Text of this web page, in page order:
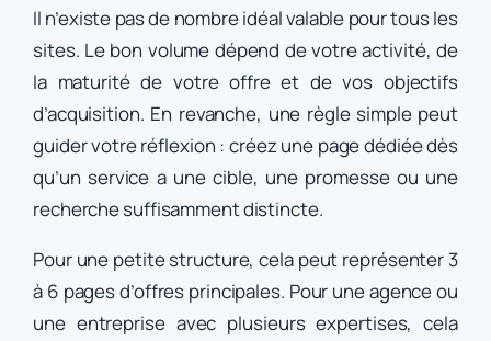
Il n’existe pas de nombre idéal valable pour tous les
sites. Le bon volume dépend de votre activité, de
la maturité de votre offre et de vos objectifs
d’acquisition. En revanche, une règle simple peut
guider votre réflexion : créez une page dédiée dès
qu’un service a une cible, une promesse ou une
recherche suffisamment distincte.
Pour une petite structure, cela peut représenter 3
à 6 pages d’offres principales. Pour une agence ou
une entreprise avec plusieurs expertises, cela